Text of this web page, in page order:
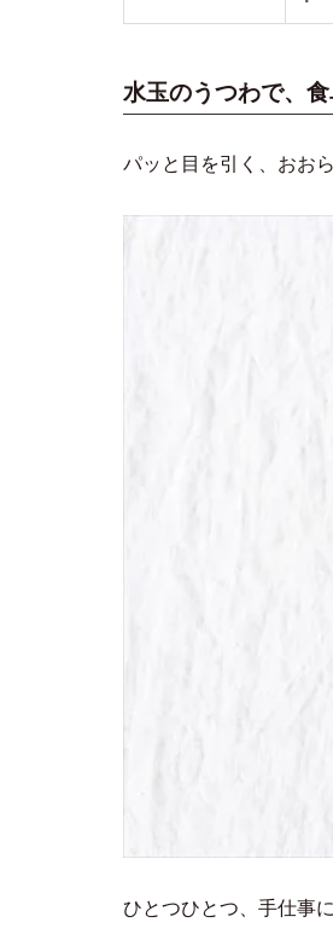
水玉のうつわで、
パッと目を引く、おお
ひとつひとつ、手仕事